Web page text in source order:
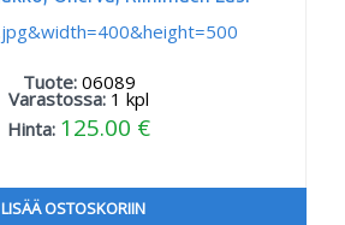
Tuote: 06089
Varastossa: 1 kpl
Hinta: 125.00 €
LISÄÄ OSTOSKORIIN